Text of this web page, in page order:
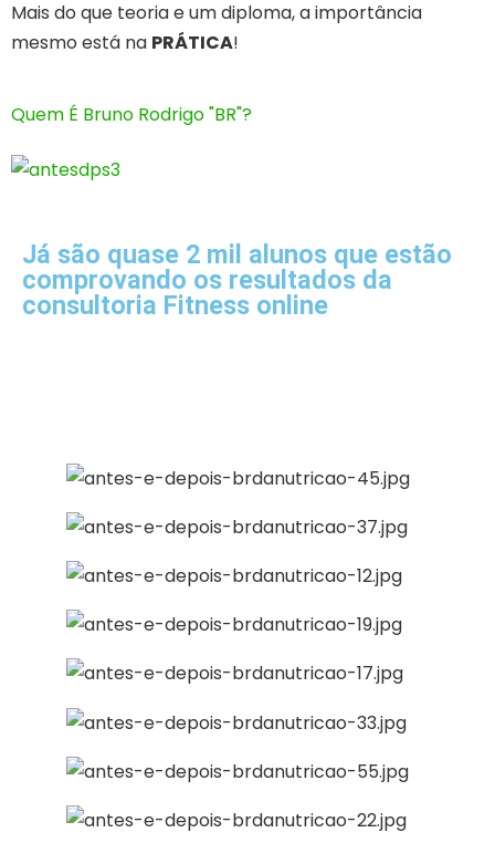
Mais do que teoria e um diploma, a importância
mesmo está na PRÁTICA!
Quem É Bruno Rodrigo "BR"?
Já são quase 2 mil alunos que estão
comprovando os resultados da
consultoria Fitness online